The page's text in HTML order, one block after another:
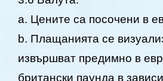
a. Цените са посочени в
b. Плащанията се
извършват предимно в
британски паунда в